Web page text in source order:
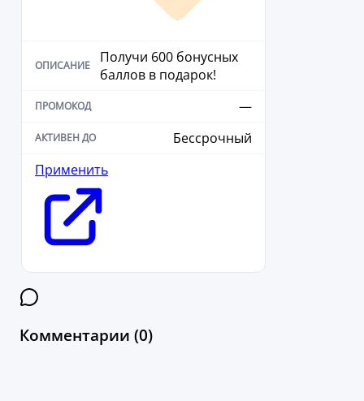
Получи 600 бонусных
баллов в подарок!
—
Бессрочный
Применить
Комментарии (0)